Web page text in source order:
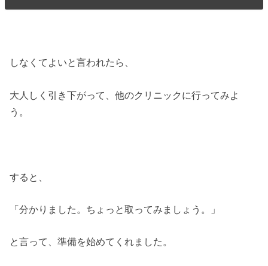
しなくてよいと言われたら、
大人しく引き下がって、他のクリニックに行ってみよ
う。
すると、
「分かりました。ちょっと取ってみましょう。」
と言って、準備を始めてくれました。